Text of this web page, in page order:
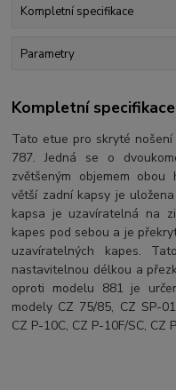
Kompletní specifikace
Parametry
Kompletní specifikace
Tato etue pro skryté
787. Jedná se o
zvětšeným objemem
větší zadní kapsy je
kapsa je uzavíratelná na
kapes pod sebou a je
uzavíratelných kapes.
nastavitelnou délkou a
oproti modelu 881 je
modely CZ 75/85, CZ SP-
CZ P-10C, CZ P-10F/SC, CZ